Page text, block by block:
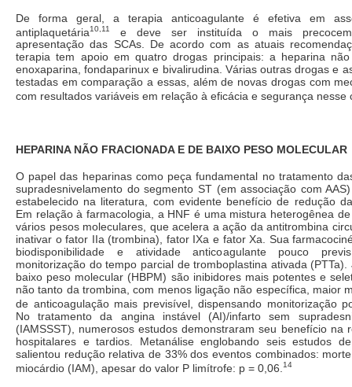
De forma geral, a terapia anticoagulante é efetiva em
antiplaquetária10,11
e deve ser instituída o mais
apresentação das SCAs. De acordo com as atuais
terapia tem apoio em quatro drogas principais: a heparina
enoxaparina, fondaparinux e bivalirudina. Várias outras drogas e
testadas em comparação a essas, além de novas drogas com
com resultados variáveis em relação à eficácia e segurança nesse
HEPARINA NÃO FRACIONADA E DE BAIXO PESO MOLECULAR
O papel das heparinas como peça fundamental no tratamento
supradesnivelamento do segmento ST (em associação com
estabelecido na literatura, com evidente benefício de redução
Em relação à farmacologia, a HNF é uma mistura heterogênea
vários pesos moleculares, que acelera a ação da antitrombina
inativar o fator IIa (trombina), fator IXa e fator Xa. Sua
biodisponibilidade e atividade anticoagulante pouco
monitorização do tempo parcial de tromboplastina ativada
baixo peso molecular (HBPM) são inibidores mais potentes e
não tanto da trombina, com menos ligação não específica, maior
de anticoagulação mais previsível, dispensando monitorização
No tratamento da angina instável (AI)/infarto sem
(IAMSSST), numerosos estudos demonstraram seu benefício na
hospitalares e tardios. Metanálise englobando seis estudos
salientou redução relativa de 33% dos eventos combinados:
miocárdio (IAM), apesar do valor P limítrofe: p = 0,06. 14